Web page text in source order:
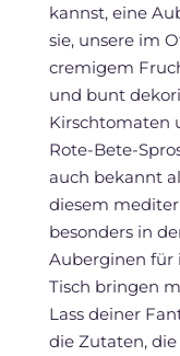
kannst, eine
sie, unsere im
cremigem
und bunt
Kirschtomaten
Rote-Bete-
auch bekannt
diesem
besonders in
Auberginen für
Tisch bringen
Lass deiner
die Zutaten,